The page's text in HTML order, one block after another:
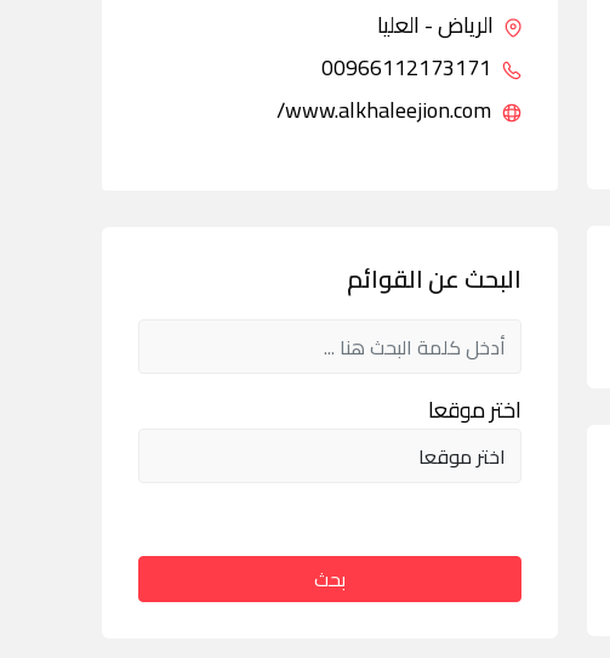
الرياض - العليا
البحث عن القوائم
اختر موقعا
بحث